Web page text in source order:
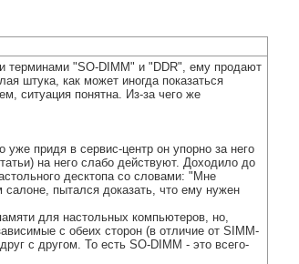
терминами "SO-DIMM" и "DDR", ему продают
штука, как может иногда показаться
ситуация понятна. Из-за чего же
придя в сервис-центр он упорно за него
на него слабо действуют. Доходило до
десктопа со словами: "Мне
пытался доказать, что ему нужен
для настольных компьютеров, но,
с обеих сторон (в отличие от SIMM-
с другом. То есть SO-DIMM - это всего-